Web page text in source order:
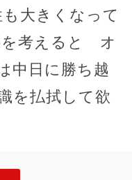
大きくなって
を考えると オ
中日に勝ち越
を払拭して欲